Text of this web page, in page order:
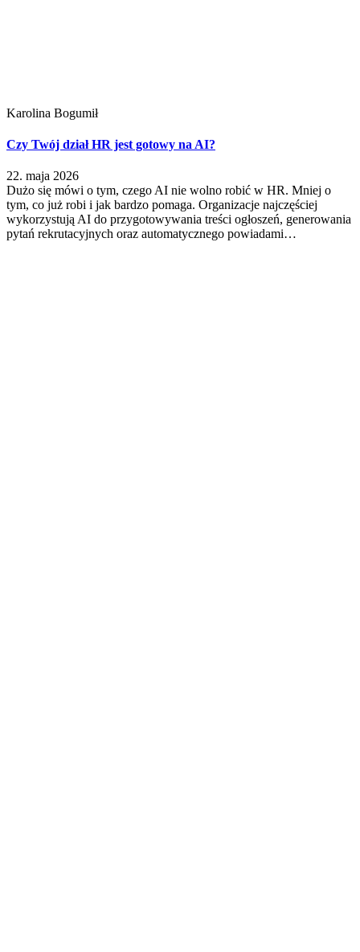
Karolina Bogumił
Czy Twój dział HR jest gotowy na AI?
22. maja 2026
Dużo się mówi o tym, czego AI nie wolno robić w HR. Mniej o
tym, co już robi i jak bardzo pomaga. Organizacje najczęściej
wykorzystują AI do przygotowywania treści ogłoszeń, generowania
pytań rekrutacyjnych oraz automatycznego powiadami…